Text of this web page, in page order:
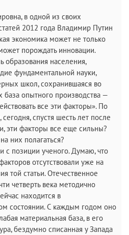
в одной из своих
2012 года Владимир Путин
экономика может не только
порождать инновации.
образования населения,
фундаментальной науки,
школ, сохранившаяся во
база опытного производства —
все эти факторы». По
спустя шесть лет после
эти факторы все еще сильны?
них полагаться?
с позиции ученого. Думаю, что
отсутствовали уже на
той статьи. Отечественное
четверть века методично
находится в
состоянии. С каждым годом оно
материальная база, в его
бездумно списанная у Запада